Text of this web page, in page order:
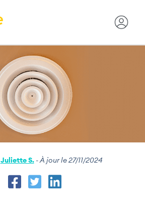
Aller
au
contenu
principal
Juliette S.- À jour le 27/11/2024